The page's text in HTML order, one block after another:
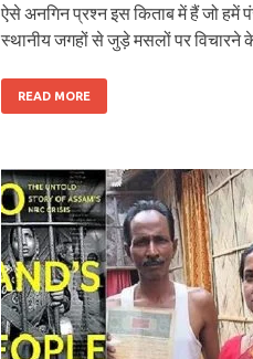
ऐसे अनगिन प्रश्न इस किताब में हैं जो हमें
स्थानीय जगहों से जुड़े मसलों पर विचारने
READ MORE